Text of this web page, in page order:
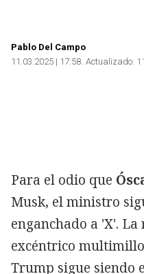
Pablo Del Campo
11.03.2025 | 17:58 Actualizado:
Para el odio que
Musk, el ministro
enganchado a 'X'.
excéntrico
Trump sigue